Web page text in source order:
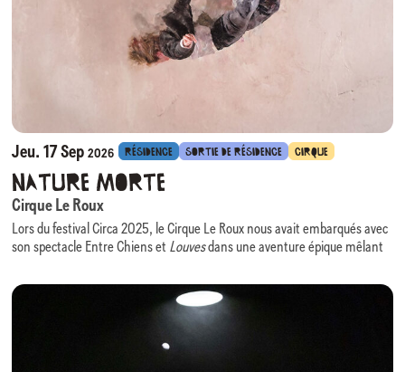
Jeu. 17 Sep2026 RÉSIDENCE SORTIE DE RÉSIDENCE CIRQUE
Nature Morte
Cirque Le Roux
Lors du festival Circa 2025, le Cirque Le Roux nous avait embarqués avec
son spectacle Entre Chiens et Louvesdans une aventure épique mêlant
évolutive des plus ingénieuses.
Nous avons le plaisir d’accueillir à nouveau cette équipe, cette fois en
résidence, pour la création de son prochain spectacle :
Au croisement du cirque, du théâtre physique et de la composition